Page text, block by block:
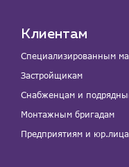
Клиентам
Специализированным
Застройщикам
Снабженцам и
Монтажным бригадам
Предприятиям и